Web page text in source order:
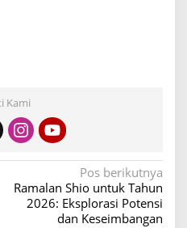
Kami
Pos berikutnya
Ramalan Shio untuk Tahun
2026: Eksplorasi Potensi
dan Keseimbangan